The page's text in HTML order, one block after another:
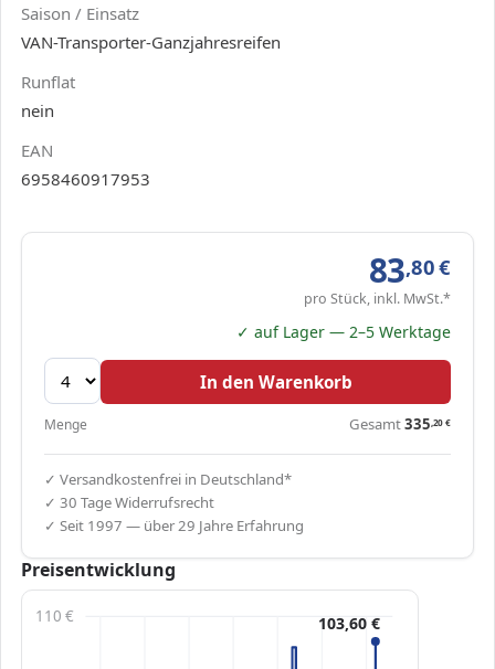
Saison / Einsatz
VAN-Transporter-Ganzjahresreifen
Runflat
nein
EAN
6958460917953
83,80€
pro Stück, inkl. MwSt.*
✓ auf Lager — 2–5 Werktage
In den Warenkorb
Menge Gesamt335,20€
✓ Versandkostenfrei in Deutschland*
✓ 30 Tage Widerrufsrecht
✓ Seit 1997 — über 29 Jahre Erfahrung
Preisentwicklung
110 € 103,60 €